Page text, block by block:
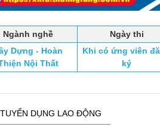
Ngành nghề Ngày thi
Dựng - Hoàn
Nội Thất
Khi có ứng viên
ký
DỤNG LAO ĐỘNG